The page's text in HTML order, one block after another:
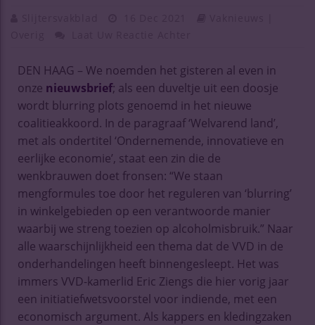
DEN HAAG – We noemden het gisteren al even in
onze nieuwsbrief; als een duveltje uit een doosje
wordt blurring plots genoemd in het nieuwe
coalitieakkoord. In de paragraaf ‘Welvarend land’,
met als ondertitel ‘Ondernemende, innovatieve en
eerlijke economie’, staat een zin die de
wenkbrauwen doet fronsen: “We staan
mengformules toe door het reguleren van ‘blurring’
in winkelgebieden op een verantwoorde manier
waarbij we streng toezien op alcoholmisbruik.” Naar
alle waarschijnlijkheid een thema dat de VVD in de
onderhandelingen heeft binnengesleept. Het was
immers VVD-kamerlid Eric Ziengs die hier vorig jaar
een initiatiefwetsvoorstel voor indiende, met een
economisch argument. Als kappers en kledingzaken